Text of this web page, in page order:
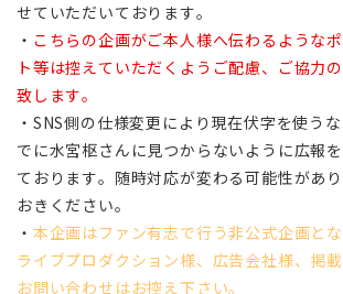
せていただいております。
・ こちらの企画がご本人様へ伝わるような
ト等は控えていただくようご配慮、ご協力
致します。
・SNS側の仕様変更により現在伏字を使う
でに水宮枢さんに見つからないように広報
ております。随時対応が変わる可能性があ
おきください。
・ 本企画はファン有志で行う非公式企画と
ライブプロダクション様、広告会社様、掲
お問い合わせはお控え下さい。